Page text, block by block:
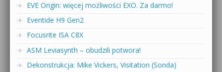
EVE Origin: więcej możliwości EXO. Za darmo!
Eventide H9 Gen2
Focusrite ISA C8X
ASM Leviasynth – obudzili potwora!
Dekonstrukcja: Mike Vickers, Visitation (Sonda)